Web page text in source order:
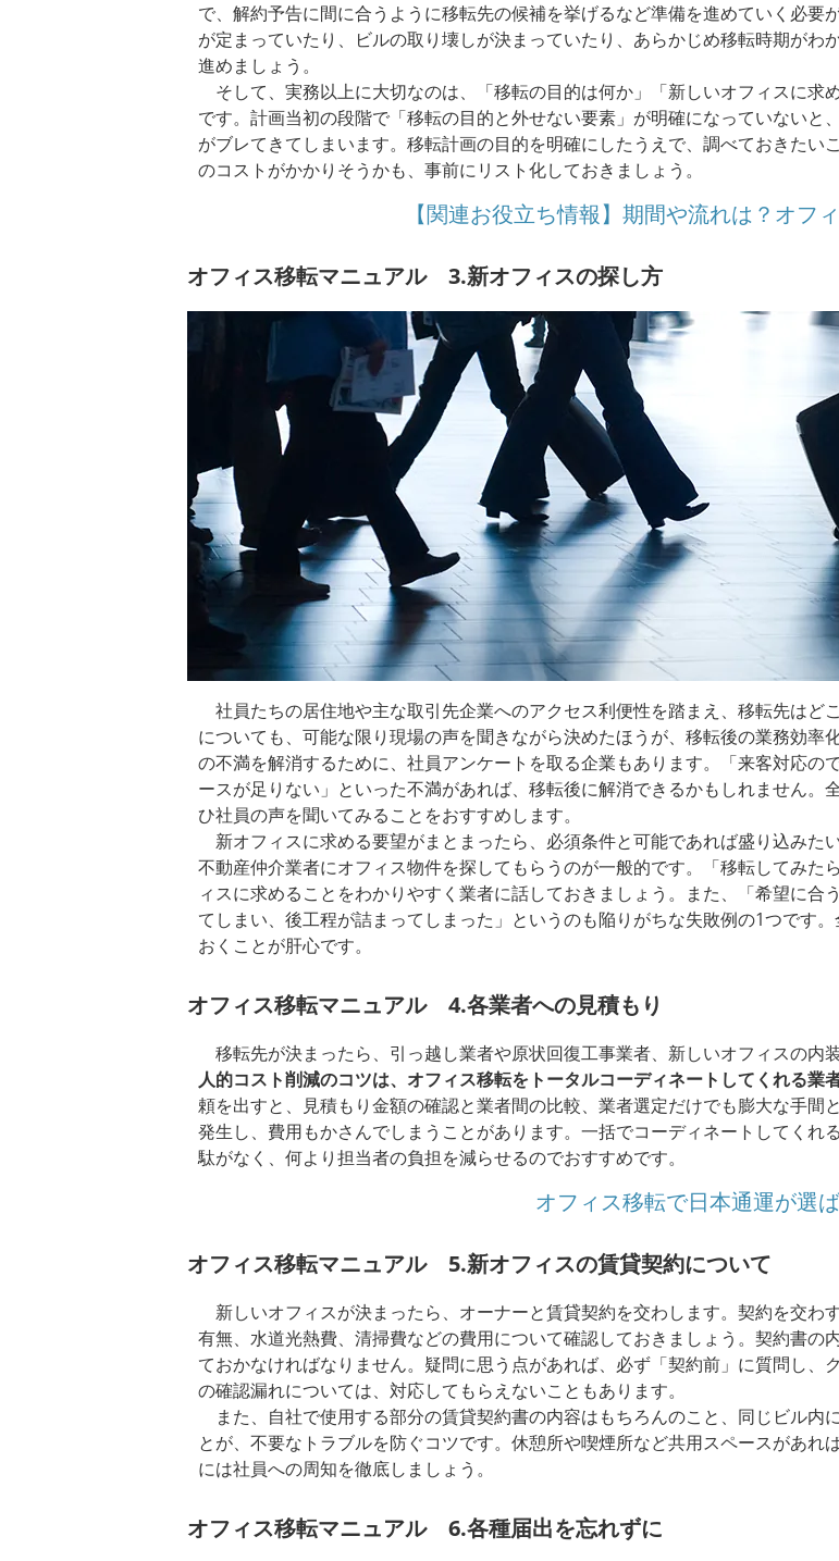
で、解約予告に間に合うように移転先の候補を挙げるなど準備を進めていく必
が定まっていたり、ビルの取り壊しが決まっていたり、あらかじめ移転時期が
進めましょう。
そして、実務以上に大切なのは、「移転の目的は何か」「新しいオフィスに求
です。計画当初の段階で「移転の目的と外せない要素」が明確になっていない
がブレてきてしまいます。移転計画の目的を明確にしたうえで、調べておきた
のコストがかかりそうかも、事前にリスト化しておきましょう。
【関連お役立ち情報】期間や流れは？オフ
オフィス移転マニュアル 3.新オフィスの探し方
社員たちの居住地や主な取引先企業へのアクセス利便性を踏まえ、移転先はど
についても、可能な限り現場の声を聞きながら決めたほうが、移転後の業務効率
の不満を解消するために、社員アンケートを取る企業もあります。「来客対応
ースが足りない」といった不満があれば、移転後に解消できるかもしれません
ひ社員の声を聞いてみることをおすすめします。
新オフィスに求める要望がまとまったら、必須条件と可能であれば盛り込みた
不動産仲介業者にオフィス物件を探してもらうのが一般的です。「移転してみた
ィスに求めることをわかりやすく業者に話しておきましょう。また、「希望に
てしまい、後工程が詰まってしまった」というのも陥りがちな失敗例の1つです
おくことが肝心です。
オフィス移転マニュアル 4.各業者への見積もり
移転先が決まったら、引っ越し業者や原状回復工事業者、新しいオフィスの内
人的コスト削減のコツは、オフィス移転をトータルコーディネートしてくれる業
頼を出すと、見積もり金額の確認と業者間の比較、業者選定だけでも膨大な手間
発生し、費用もかさんでしまうことがあります。一括でコーディネートしてく
駄がなく、何より担当者の負担を減らせるのでおすすめです。
オフィス移転で日本通運が選
オフィス移転マニュアル 5.新オフィスの賃貸契約について
新しいオフィスが決まったら、オーナーと賃貸契約を交わします。契約を交わ
有無、水道光熱費、清掃費などの費用について確認しておきましょう。契約書の
ておかなければなりません。疑問に思う点があれば、必ず「契約前」に質問し、
の確認漏れについては、対応してもらえないこともあります。
また、自社で使用する部分の賃貸契約書の内容はもちろんのこと、同じビル内
とが、不要なトラブルを防ぐコツです。休憩所や喫煙所など共用スペースがあ
には社員への周知を徹底しましょう。
オフィス移転マニュアル 6.各種届出を忘れずに